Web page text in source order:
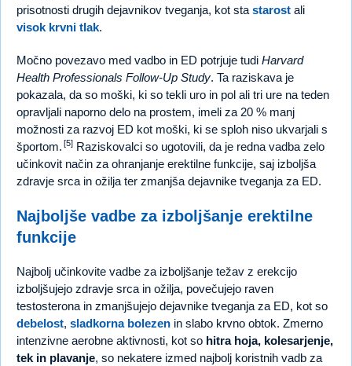
prisotnosti drugih dejavnikov tveganja, kot sta starost ali
visok krvni tlak.
Močno povezavo med vadbo in ED potrjuje tudi Harvard
Health Professionals Follow-Up Study. Ta raziskava je
pokazala, da so moški, ki so tekli uro in pol ali tri ure na teden
opravljali naporno delo na prostem, imeli za 20 % manj
možnosti za razvoj ED kot moški, ki se sploh niso ukvarjali s
športom. [5] Raziskovalci so ugotovili, da je redna vadba zelo
učinkovit način za ohranjanje erektilne funkcije, saj izboljša
zdravje srca in ožilja ter zmanjša dejavnike tveganja za ED.
Najboljše vadbe za izboljšanje erektilne
funkcije
Najbolj učinkovite vadbe za izboljšanje težav z erekcijo
izboljšujejo zdravje srca in ožilja, povečujejo raven
testosterona in zmanjšujejo dejavnike tveganja za ED, kot so
debelost, sladkorna bolezen in slabo krvno obtok. Zmerno
intenzivne aerobne aktivnosti, kot so hitra hoja, kolesarjenje,
tek in plavanje, so nekatere izmed najbolj koristnih vadb za